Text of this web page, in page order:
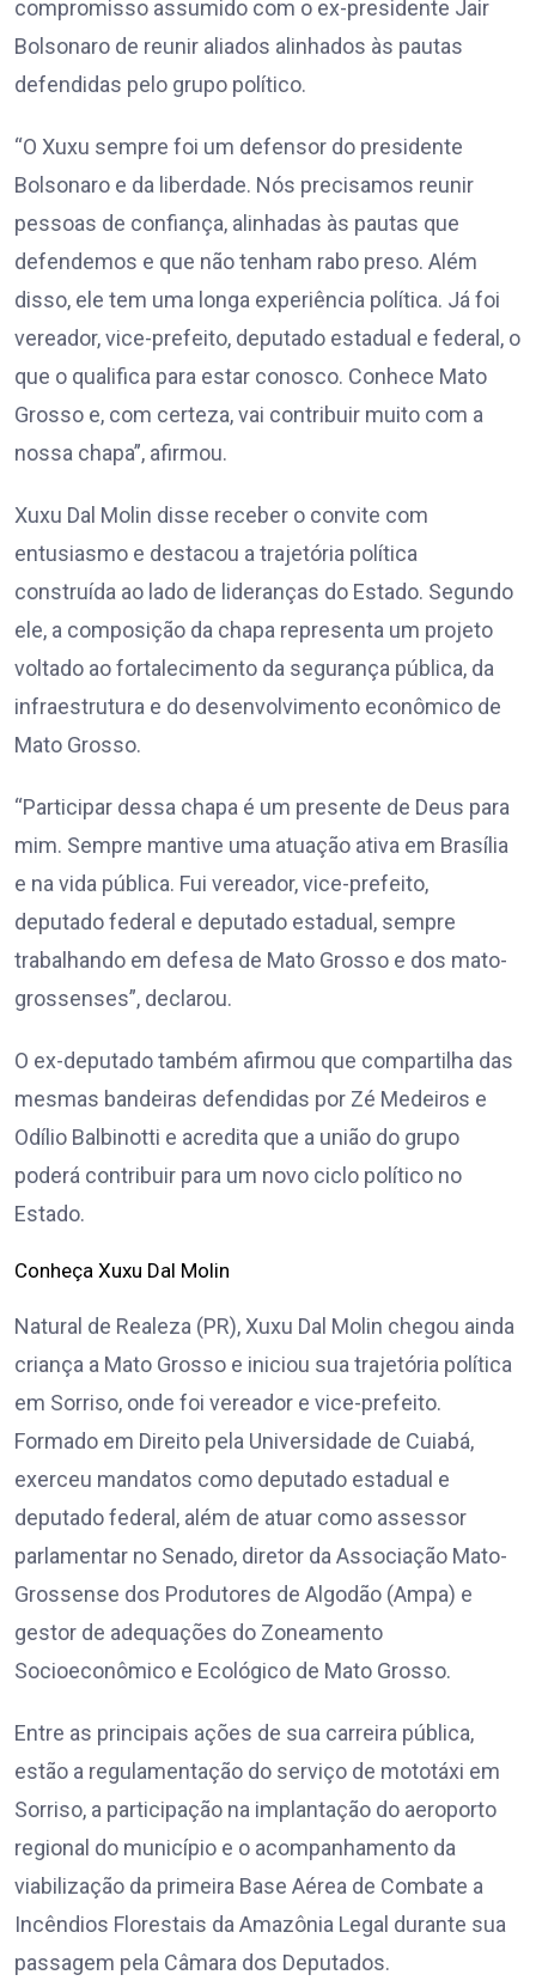
compromisso assumido com o ex-presidente Jair
Bolsonaro de reunir aliados alinhados às pautas
defendidas pelo grupo político.
“O Xuxu sempre foi um defensor do presidente
Bolsonaro e da liberdade. Nós precisamos reunir
pessoas de confiança, alinhadas às pautas que
defendemos e que não tenham rabo preso. Além
disso, ele tem uma longa experiência política. Já foi
vereador, vice-prefeito, deputado estadual e federal, o
que o qualifica para estar conosco. Conhece Mato
Grosso e, com certeza, vai contribuir muito com a
nossa chapa”, afirmou.
Xuxu Dal Molin disse receber o convite com
entusiasmo e destacou a trajetória política
construída ao lado de lideranças do Estado. Segundo
ele, a composição da chapa representa um projeto
voltado ao fortalecimento da segurança pública, da
infraestrutura e do desenvolvimento econômico de
Mato Grosso.
“Participar dessa chapa é um presente de Deus para
mim. Sempre mantive uma atuação ativa em Brasília
e na vida pública. Fui vereador, vice-prefeito,
deputado federal e deputado estadual, sempre
trabalhando em defesa de Mato Grosso e dos mato-
grossenses”, declarou.
O ex-deputado também afirmou que compartilha das
mesmas bandeiras defendidas por Zé Medeiros e
Odílio Balbinotti e acredita que a união do grupo
poderá contribuir para um novo ciclo político no
Estado.
Conheça Xuxu Dal Molin
Natural de Realeza (PR), Xuxu Dal Molin chegou ainda
criança a Mato Grosso e iniciou sua trajetória política
em Sorriso, onde foi vereador e vice-prefeito.
Formado em Direito pela Universidade de Cuiabá,
exerceu mandatos como deputado estadual e
deputado federal, além de atuar como assessor
parlamentar no Senado, diretor da Associação Mato-
Grossense dos Produtores de Algodão (Ampa) e
gestor de adequações do Zoneamento
Socioeconômico e Ecológico de Mato Grosso.
Entre as principais ações de sua carreira pública,
estão a regulamentação do serviço de mototáxi em
Sorriso, a participação na implantação do aeroporto
regional do município e o acompanhamento da
viabilização da primeira Base Aérea de Combate a
Incêndios Florestais da Amazônia Legal durante sua
passagem pela Câmara dos Deputados.